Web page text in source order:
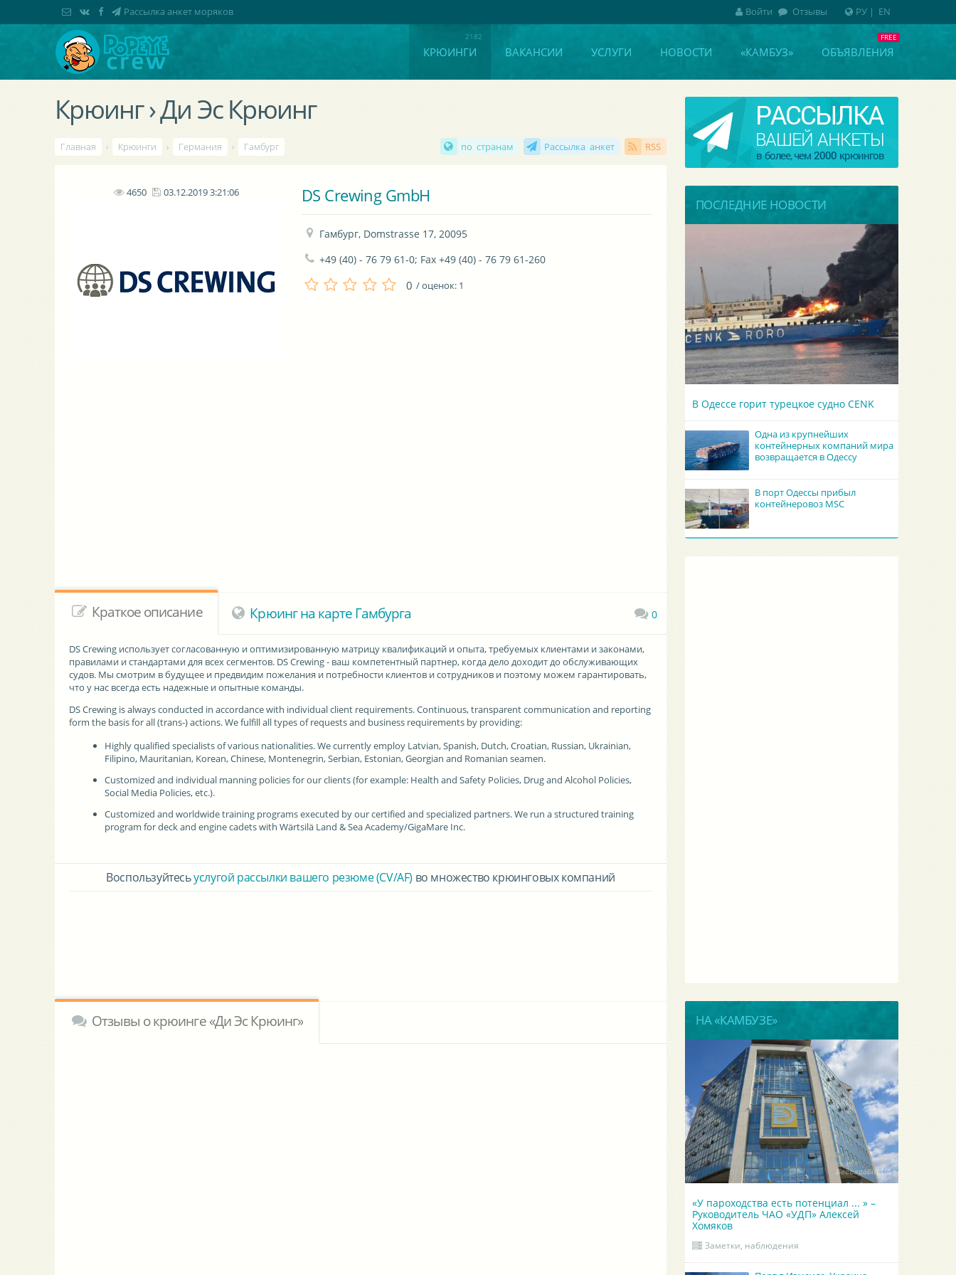
КРЮИНГИ ВАКАНСИИ УСЛУГИ НОВОСТИ «КАМБУЗ» ОБЪЯВЛЕНИЯ
Крюинг › Ди Эс Крюинг
Главная › Крюинги › Германия › Гамбург по странам Рассылка анкет RSS
4650 03.12.2019 3:21:06 DS Crewing GmbH
Гамбург, Domstrasse 17, 20095
+49 (40) - 76 79 61-0; Fax +49 (40) - 76 79 61-260
0 / оценок: 1
Краткое описание Крюинг на карте Гамбурга 0
DS Crewing использует согласованную и оптимизированную матрицу квалификаций и опыта, требуемых клиентами и законами,
правилами и стандартами для всех сегментов. DS Crewing - ваш компетентный партнер, когда дело доходит до обслуживающих
судов. Мы смотрим в будущее и предвидим пожелания и потребности клиентов и сотрудников и поэтому можем гарантировать,
что у нас всегда есть надежные и опытные команды.
DS Crewing is always conducted in accordance with individual client requirements. Continuous, transparent communication and reporting
form the basis for all (trans-) actions. We fulfill all types of requests and business requirements by providing:
Highly qualified specialists of various nationalities. We currently employ Latvian, Spanish, Dutch, Croatian, Russian, Ukrainian,
Filipino, Mauritanian, Korean, Chinese, Montenegrin, Serbian, Estonian, Georgian and Romanian seamen.
Customized and individual manning policies for our clients (for example: Health and Safety Policies, Drug and Alcohol Policies,
Social Media Policies, etc.).
Customized and worldwide training programs executed by our certified and specialized partners. We run a structured training
program for deck and engine cadets with Wärtsilä Land & Sea Academy/GigaMare Inc.
Воспользуйтесьуслугой рассылки вашего резюме (CV/AF) во множество крюинговых компаний
Отзывы о крюинге «Ди Эс Крюинг»
ПОСЛЕДНИЕ НОВОСТИ
В Одессе горит турецкое судно CENK
Одна из крупнейших
контейнерных компаний мира
возвращается в Одессу
В порт Одессы прибыл
контейнеровоз MSC
НА «КАМБУЗЕ»
«У пароходства есть потенциал ... » –
Руководитель ЧАО «УДП» Алексей
Хомяков
Заметки, наблюдения
РУ| EN
Рассылка анкет моряков Войти Отзывы